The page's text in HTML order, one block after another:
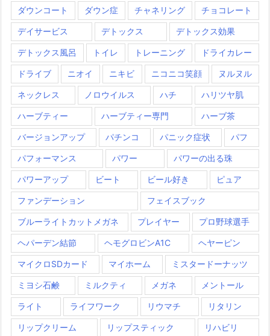
ダウンコート ダウン症 チャネリング チョコレート
デイサービス デトックス デトックス効果
デトックス風呂 トイレ トレーニング ドライカレー
ドライブ ニオイ ニキビ ニコニコ笑顔 ヌルヌル
ネックレス ノロウイルス ハチ ハリツヤ肌
ハーブティー ハーブティー専門 ハーブ茶
バージョンアップ パチンコ パニック症状 パフ
パフォーマンス パワー パワーの出る珠
パワーアップ ビート ビール好き ピュア
ファンデーション フェイスブック
ブルーライトカットメガネ プレイヤー プロ野球選手
ヘパーデン結節 ヘモグロビンA1C ヘヤーピン
マイクロSDカード マイホーム ミスタードーナッツ
ミヨシ石鹸 ミルクティ メガネ メントール
ライト ライフワーク リウマチ リタリン
リップクリーム リップスティック リハビリ